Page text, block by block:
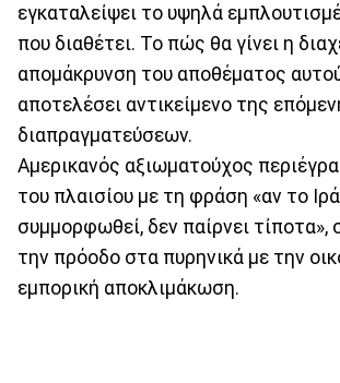
εγκαταλείψει το υψηλά
που διαθέτει. Το πώς θα γίνει η
απομάκρυνση του αποθέματος
αποτελέσει αντικείμενο της
διαπραγματεύσεων.
Αμερικανός αξιωματούχος
του πλαισίου με τη φράση «αν το
συμμορφωθεί, δεν παίρνει τίποτα»,
την πρόοδο στα πυρηνικά με την
εμπορική αποκλιμάκωση.